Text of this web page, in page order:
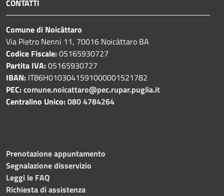
CONTATTI
Comune di Noicàttaro
Via Pietro Nenni 11, 70016 Noicàttaro BA
Codice Fiscale:05165930727
Partita IVA:05165930727
IBAN: IT86H0103041591000001521782
PEC:comune.noicattaro@pec.rupar.puglia.it
Centralino Unico:080 4784264
Prenotazione appuntamento
Segnalazione disservizio
Leggi le FAQ
Richiesta di assistenza